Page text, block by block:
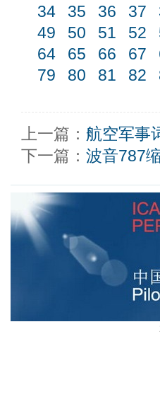
34
35 36 37
49
50 51 52
64
65 66 67
79
80 81 82
上一篇： 航空军事
下一篇： 波音787